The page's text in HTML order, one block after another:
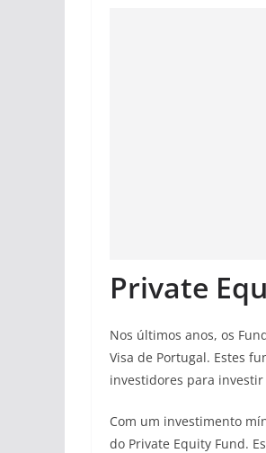
Private
Nos últimos anos, os
Visa de Portugal. Estes
investidores para
Com um investimento
do Private Equity Fund.